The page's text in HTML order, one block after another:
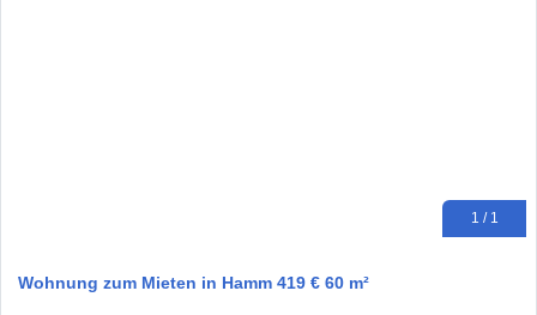
1 / 1
Wohnung zum Mieten in Hamm 419 € 60 m²